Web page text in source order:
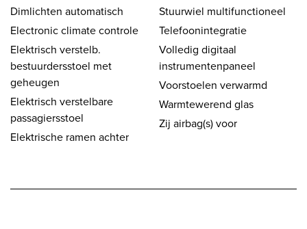
Dimlichten automatisch
Electronic climate controle
Elektrisch verstelb.
bestuurdersstoel met
geheugen
Elektrisch verstelbare
passagiersstoel
Elektrische ramen achter
Stuurwiel multifunctioneel
Telefoonintegratie
Volledig digitaal
instrumentenpaneel
Voorstoelen verwarmd
Warmtewerend glas
Zij airbag(s) voor